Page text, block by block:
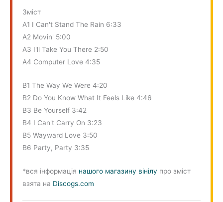
Зміст
A1 I Can't Stand The Rain 6:33
A2 Movin' 5:00
A3 I'll Take You There 2:50
A4 Computer Love 4:35
B1 The Way We Were 4:20
B2 Do You Know What It Feels Like 4:46
B3 Be Yourself 3:42
B4 I Can't Carry On 3:23
B5 Wayward Love 3:50
B6 Party, Party 3:35
*вся інформація нашого магазину вінілу про зміст
взята на Discogs.com